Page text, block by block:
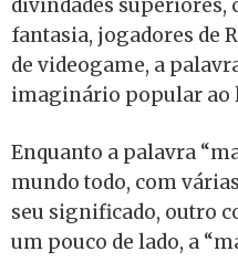
divindades superiores,
fantasia, jogadores de
de videogame, a
imaginário popular ao
Enquanto a palavra
mundo todo, com
seu significado, outro
um pouco de lado, a